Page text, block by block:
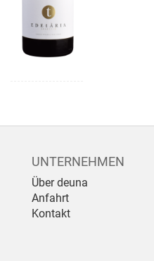
UNTERNEHMEN
Über deuna
Anfahrt
Kontakt